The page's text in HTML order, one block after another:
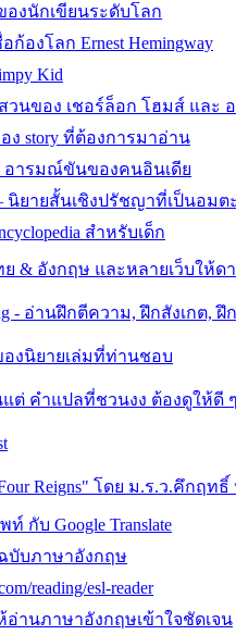
องนักเขียนระดับโลก
งโลก Ernest Hemingway
Kid
นของ เชอร์ล็อก โฮมส์ และ
ง story ที่ต้องการมาอ่าน
อารมณ์ขันของคนอินเดีย
นิยายสั้นเชิงปรัชญาที่เป็นอมต
สำหรับเด็ก
& อังกฤษ และหลายเว็บให้
- อ่านฝึกตีความ, ฝึกสังเกต, ฝึ
องนิยายเล่มที่ท่านชอบ
นแต่ คำแปลที่ชวนงง ต้องดูให้ดี
Reigns" โดย ม.ร.ว.คึกฤทธิ์
กับ Google Translate
บับภาษาอังกฤษ
reading/esl-reader
อ่านภาษาอังกฤษเข้าใจชัดเจน